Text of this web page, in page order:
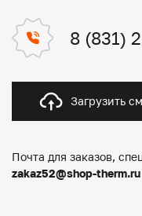
8 (831)
Загрузить
Почта для заказов,
zakaz52@shop-therm.ru